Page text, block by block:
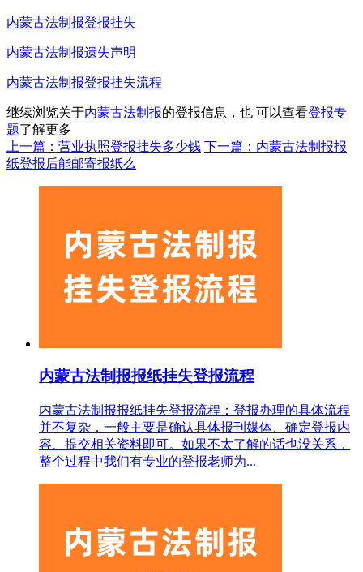
内蒙古法制报登报挂失
内蒙古法制报遗失声明
内蒙古法制报登报挂失流程
继续浏览关于内蒙古法制报的登报信息，也 可以查看登报专
题了解更多
上一篇：营业执照登报挂失多少钱 下一篇：内蒙古法制报报
纸登报后能邮寄报纸么
内蒙古法制报报纸挂失登报流程
内蒙古法制报报纸挂失登报流程：登报办理的具体流程
并不复杂，一般主要是确认具体报刊媒体、确定登报内
容、提交相关资料即可。如果不太了解的话也没关系，
整个过程中我们有专业的登报老师为...